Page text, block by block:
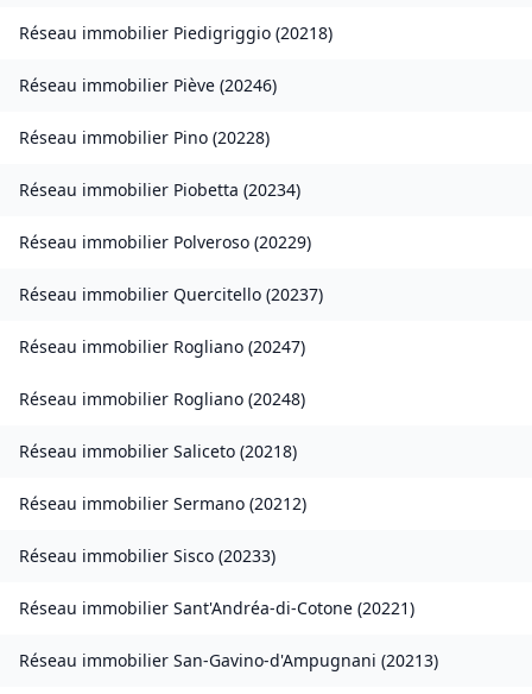
Réseau immobilier Piedigriggio (20218)
Réseau immobilier Piève (20246)
Réseau immobilier Pino (20228)
Réseau immobilier Piobetta (20234)
Réseau immobilier Polveroso (20229)
Réseau immobilier Quercitello (20237)
Réseau immobilier Rogliano (20247)
Réseau immobilier Rogliano (20248)
Réseau immobilier Saliceto (20218)
Réseau immobilier Sermano (20212)
Réseau immobilier Sisco (20233)
Réseau immobilier Sant'Andréa-di-Cotone (20221)
Réseau immobilier San-Gavino-d'Ampugnani (20213)